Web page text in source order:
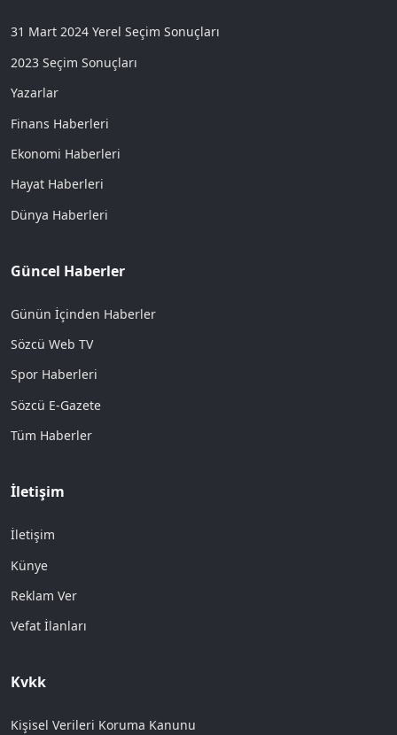
31 Mart 2024 Yerel Seçim Sonuçları
2023 Seçim Sonuçları
Yazarlar
Finans Haberleri
Ekonomi Haberleri
Hayat Haberleri
Dünya Haberleri
Güncel Haberler
Günün İçinden Haberler
Sözcü Web TV
Spor Haberleri
Sözcü E-Gazete
Tüm Haberler
İletişim
İletişim
Künye
Reklam Ver
Vefat İlanları
Kvkk
Kişisel Verileri Koruma Kanunu